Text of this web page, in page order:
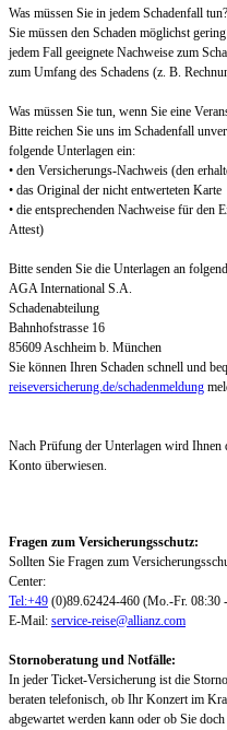
Was müssen Sie in jedem Schadenfall tun?
Sie müssen den Schaden möglichst
jedem Fall geeignete Nachweise zum
zum Umfang des Schadens (z. B.
Was müssen Sie tun, wenn Sie eine
Bitte reichen Sie uns im Schadenfall
folgende Unterlagen ein:
• den Versicherungs-Nachweis (den
• das Original der nicht entwerteten Karte
• die entsprechenden Nachweise für den
Attest)
Bitte senden Sie die Unterlagen an
AGA International S.A.
Schadenabteilung
Bahnhofstrasse 16
85609 Aschheim b. München
Sie können Ihren Schaden schnell und
reiseversicherung.de/schadenmeldung
Nach Prüfung der Unterlagen wird Ihnen
Konto überwiesen.
Fragen zum Versicherungsschutz:
Sollten Sie Fragen zum
Center:
Tel:+49 (0)89.62424-460 (Mo.-Fr. 08:30
E-Mail: service-reise@allianz.com
Stornoberatung und Notfälle:
In jeder Ticket-Versicherung ist die
beraten telefonisch, ob Ihr Konzert im
abgewartet werden kann oder ob Sie